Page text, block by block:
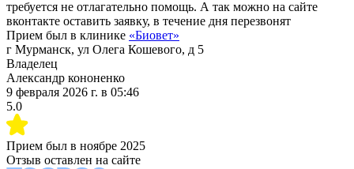
требуется не отлагательно помощь. А так можно на сайте
вконтакте оставить заявку, в течение дня перезвонят
Прием был в клинике «Биовет»
г Мурманск, ул Олега Кошевого, д 5
Владелец
Александр кононенко
9 февраля 2026 г. в 05:46
5.0
Прием был в ноябре 2025
Отзыв оставлен на сайте